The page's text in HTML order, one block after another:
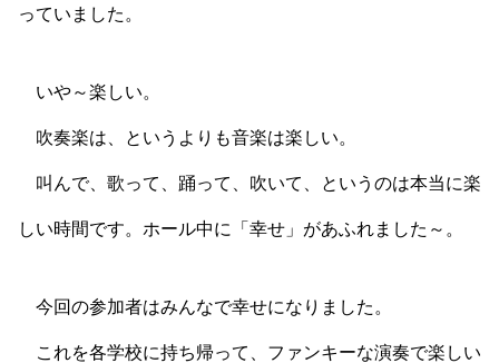
っていました。
いや～楽しい。
吹奏楽は、というよりも音楽は楽しい。
叫んで、歌って、踊って、吹いて、というのは本当に楽
しい時間です。ホール中に「幸せ」があふれました～。
今回の参加者はみんなで幸せになりました。
これを各学校に持ち帰って、ファンキーな演奏で楽しい